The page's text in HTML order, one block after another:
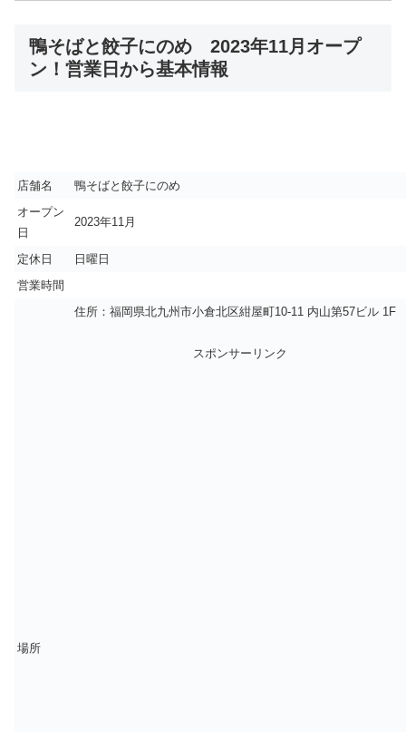
鴨そばと餃子にのめ 2023年11月オープ
ン！営業日から基本情報
店舗名
鴨そばと餃子にのめ
オープン
日
2023年11月
定休日
日曜日
営業時間
場所
住所：福岡県北九州市小倉北区紺屋町10-11 内山第57ビル 1F
スポンサーリンク